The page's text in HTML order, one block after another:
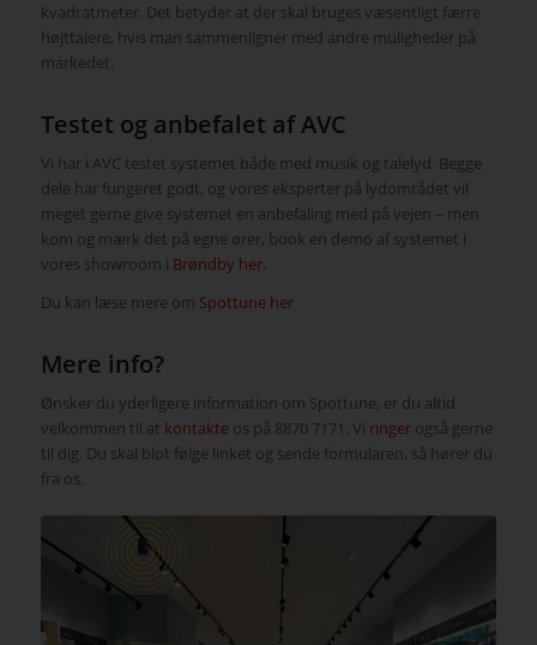
kvadratmeter. Det betyder at der skal bruges væsentligt færre
højttalere, hvis man sammenligner med andre muligheder på
markedet.
Testet og anbefalet af AVC
Vi har i AVC testet systemet både med musik og talelyd. Begge
dele har fungeret godt, og vores eksperter på lydområdet vil
meget gerne give systemet en anbefaling med på vejen – men
kom og mærk det på egne ører, book en demo af systemet i
vores showroom i Brøndby her.
Du kan læse mere om Spottune her
Mere info?
Ønsker du yderligere information om Spottune, er du altid
velkommen til at kontakteos på 8870 7171. Vi ringerogså gerne
til dig. Du skal blot følge linket og sende formularen, så hører du
fra os.